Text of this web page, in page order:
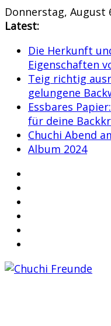
Skip
to
Donnerstag, August
Latest:
Die Herkunft
Eigenschaften
Teig richtig
gelungene
Essbares
für deine
Chuchi Abend
Album 2024